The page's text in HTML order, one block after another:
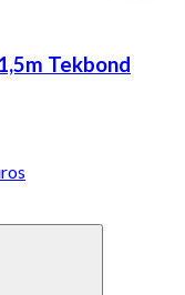
Tekbond